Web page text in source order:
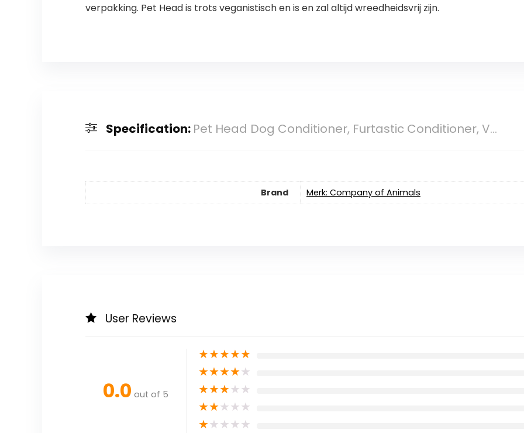
verpakking. Pet Head is trots veganistisch en is en zal altijd wreedheidsvrij zijn.
Specification: Pet Head Dog Conditioner, Furtastic Conditioner, V...
Brand Merk: Company of Animals
User Reviews
0.0 out of 5
★★★★★
★★★★★
★★★★★
★★★★★
★★★★★